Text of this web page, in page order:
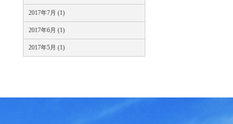
2017年7月 (1)
2017年6月 (1)
2017年5月 (1)